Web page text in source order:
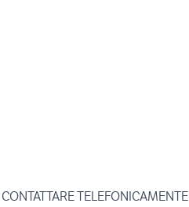
TELEFONICAMENTE